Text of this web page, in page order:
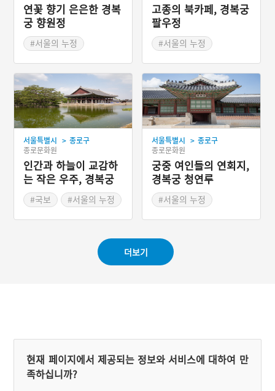
연꽃 향기 은은한 경복
궁 향원정
#서울의 누정
#경복궁 누정
#드라마 촬영지
고종의 북카페, 경복궁
팔우정
#서울의 누정
#경복궁 누정
서울특별시 > 종로구
종로문화원
인간과 하늘이 교감하
는 작은 우주, 경복궁
경회루
#국보
#서울의 누정
서울특별시 > 종로구
종로문화원
궁중 여인들의 연회지,
경복궁 청연루
#서울의 누정
더보기
현재 페이지에서 제공되는 정보와 서비스에 대하여 만
족하십니까?